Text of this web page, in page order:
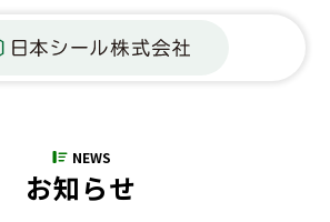
NEWS
お知らせ